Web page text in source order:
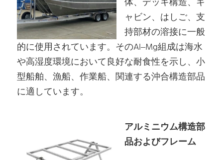
ャビン、はしご、支
持部材の溶接に一般
的に使用されています。そのAl–Mg組成は海水
や高湿度環境において良好な耐食性を示し、小
型船舶、漁船、作業船、関連する沖合構造部品
に適しています。
アルミニウム構造部
品およびフレーム